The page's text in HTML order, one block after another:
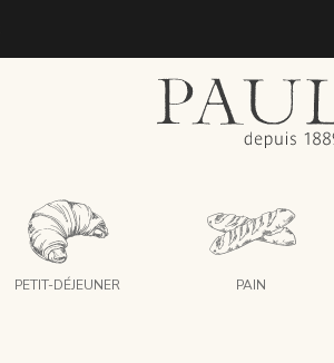
PETIT-DÉJEUNER PAIN